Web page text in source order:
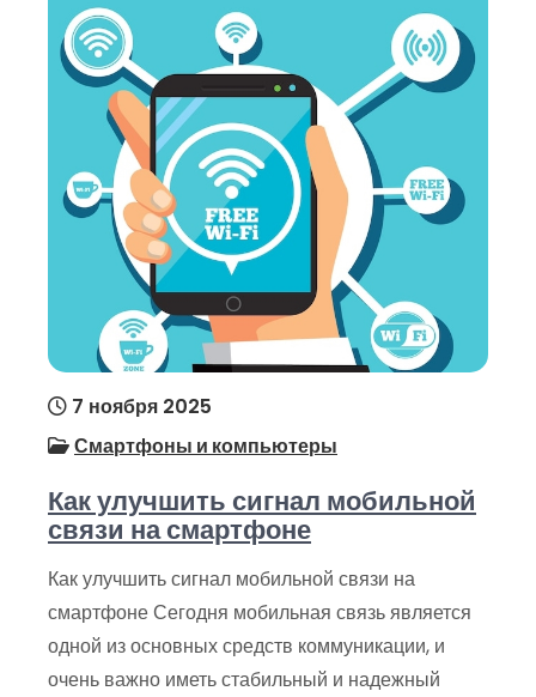
7 ноября 2025
Смартфоны и компьютеры
Как улучшить сигнал мобильной
связи на смартфоне
Как улучшить сигнал мобильной связи на
смартфоне Сегодня мобильная связь является
одной из основных средств коммуникации, и
очень важно иметь стабильный и надежный